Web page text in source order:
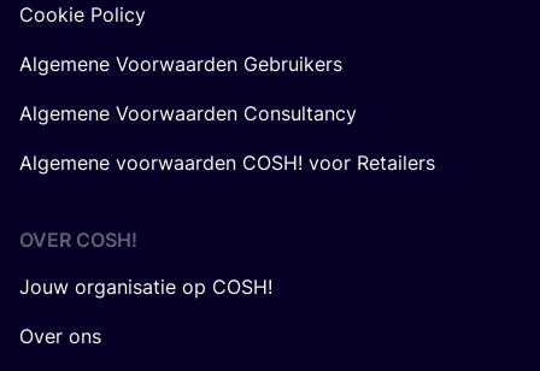
Cookie Policy
Algemene Voorwaarden Gebruikers
Algemene Voorwaarden Consultancy
Algemene voorwaarden COSH! voor Retailers
OVER COSH!
Jouw organisatie op COSH!
Over ons